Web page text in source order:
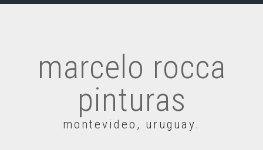
marcelo rocca
pinturas
montevideo, uruguay.